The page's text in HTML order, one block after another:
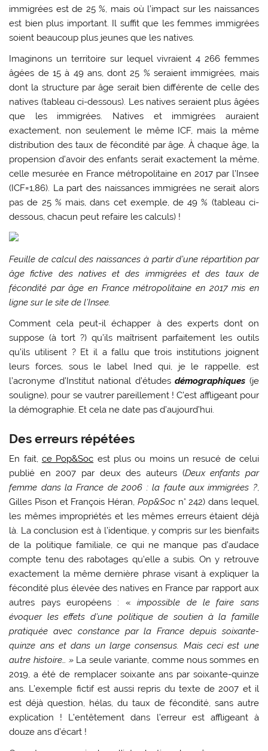
immigrées est de 25 %, mais où l’impact sur les naissances
est bien plus important. Il suffit que les femmes immigrées
soient beaucoup plus jeunes que les natives.
Imaginons un territoire sur lequel vivraient 4 266 femmes
âgées de 15 à 49 ans, dont 25 % seraient immigrées, mais
dont la structure par âge serait bien différente de celle des
natives (tableau ci-dessous). Les natives seraient plus âgées
que les immigrées. Natives et immigrées auraient
exactement, non seulement le même ICF, mais la même
distribution des taux de fécondité par âge. À chaque âge, la
propension d’avoir des enfants serait exactement la même,
celle mesurée en France métropolitaine en 2017 par l’Insee
(ICF=1,86). La part des naissances immigrées ne serait alors
pas de 25 % mais, dans cet exemple, de 49 % (tableau ci-
dessous, chacun peut refaire les calculs) !
Feuille de calcul des naissances à partir d’une répartition par
âge fictive des natives et des immigrées et des taux de
fécondité par âge en France métropolitaine en 2017 mis en
ligne sur le site de l’Insee.
Comment cela peut-il échapper à des experts dont on
suppose (à tort ?) qu’ils maîtrisent parfaitement les outils
qu’ils utilisent ? Et il a fallu que trois institutions joignent
leurs forces, sous le label Ined qui, je le rappelle, est
l’acronyme d’Institut national d’étudesdémographiques (je
souligne), pour se vautrer pareillement ! C’est affligeant pour
la démographie. Et cela ne date pas d’aujourd’hui.
Des erreurs répétées
En fait, ce Pop&Soc est plus ou moins un resucé de celui
publié en 2007 par deux des auteurs (Deux enfants par
femme dans la France de 2006 : la faute aux immigrées ?,
Gilles Pison et François Héran, Pop&Socn° 242) dans lequel,
les mêmes impropriétés et les mêmes erreurs étaient déjà
là. La conclusion est à l’identique, y compris sur les bienfaits
de la politique familiale, ce qui ne manque pas d’audace
compte tenu des rabotages qu’elle a subis. On y retrouve
exactement la même dernière phrase visant à expliquer la
fécondité plus élevée des natives en France par rapport aux
autres pays européens : « impossible de le faire sans
évoquer les effets d’une politique de soutien à la famille
pratiquée avec constance par la France depuis soixante-
quinze ans et dans un large consensus. Mais ceci est une
autre histoire… » La seule variante, comme nous sommes en
2019, a été de remplacer soixante ans par soixante-quinze
ans. L’exemple fictif est aussi repris du texte de 2007 et il
est déjà question, hélas, du taux de fécondité, sans autre
explication ! L’entêtement dans l’erreur est affligeant à
douze ans d’écart !